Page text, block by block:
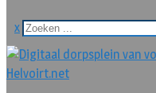
x